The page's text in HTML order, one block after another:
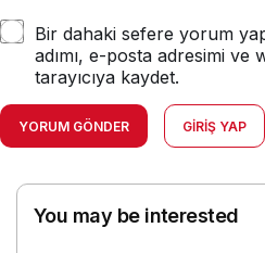
Bir dahaki sefere yorum
adımı, e-posta adresimi ve
tarayıcıya kaydet.
YORUM GÖNDER GIRIŞ YAP
You may be interested